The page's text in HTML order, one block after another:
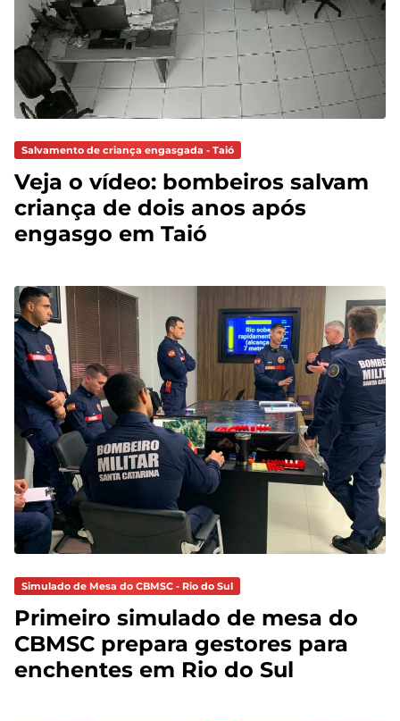
Salvamento de criança engasgada - Taió
Veja o vídeo: bombeiros salvam
criança de dois anos após
engasgo em Taió
Simulado de Mesa do CBMSC - Rio do Sul
Primeiro simulado de mesa do
CBMSC prepara gestores para
enchentes em Rio do Sul